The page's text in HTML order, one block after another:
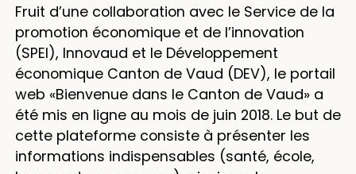
Fruit d’une collaboration avec le Service de la
promotion économique et de l’innovation
(SPEI), Innovaud et le Développement
économique Canton de Vaud (DEV), le portail
web «Bienvenue dans le Canton de Vaud» a
été mis en ligne au mois de juin 2018. Le but de
cette plateforme consiste à présenter les
informations indispensables (santé, école,